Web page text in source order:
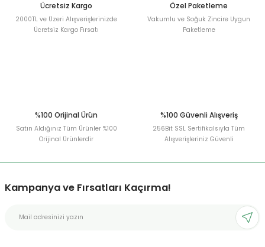
Ücretsiz Kargo
2000TL ve Üzeri Alışverişlerinizde
Ücretsiz Kargo Fırsatı
Özel Paketleme
Vakumlu ve Soğuk Zincire Uygun
Paketleme
%100 Orijinal Ürün
Satın Aldığınız Tüm Ürünler %100
Orijinal Ürünlerdir
%100 Güvenli Alışveriş
256Bit SSL Sertifikalsıyla Tüm
Alışverişleriniz Güvenli
Kampanya ve Fırsatları Kaçırma!